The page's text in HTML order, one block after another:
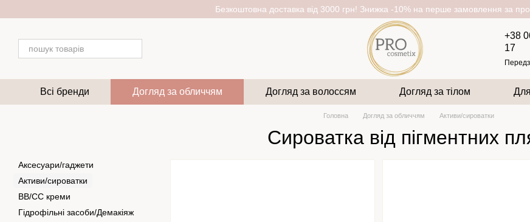
Безкоштовна доставка від 3000 грн! Знижка -10% на перше замовлення за
+38
17
Всі бренди Догляд за обличчям Догляд за волоссям Догляд за тілом
Головна Догляд за обличчям Активи/сироватки
Сироватка від пігментних
Аксесуари/гаджети
Активи/сироватки
BB/CC креми
Гідрофільні засоби/Демакіяж